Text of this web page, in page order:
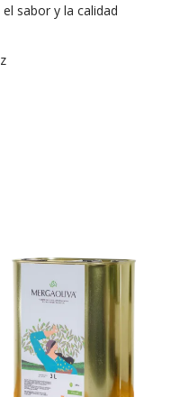
sabor y la calidad